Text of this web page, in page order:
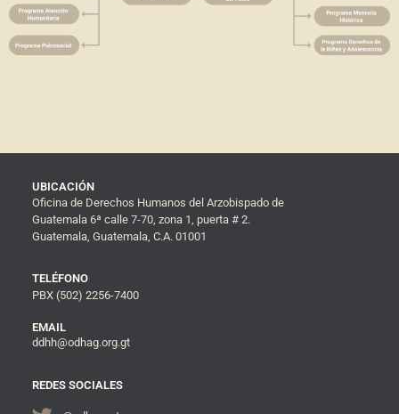
UBICACIÓN
Oficina de Derechos Humanos del Arzobispado de
Guatemala 6ª calle 7-70, zona 1, puerta # 2.
Guatemala, Guatemala, C.A. 01001
TELÉFONO
PBX (502) 2256-7400
EMAIL
ddhh@odhag.org.gt
REDES SOCIALES